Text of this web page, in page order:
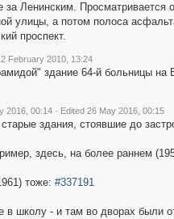
за Ленинским. Просматривается
улицы, а потом полоса
проспект.
February 2010, 13:24
здание 64-й больницы на
2016, 00:14 · Edited 26 May 2016, 00:15
здания, стоявшие до
здесь, на более раннем
тоже: #337191
в школу - и там во дворах были